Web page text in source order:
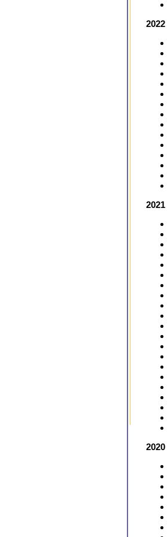
2022
2021
2020